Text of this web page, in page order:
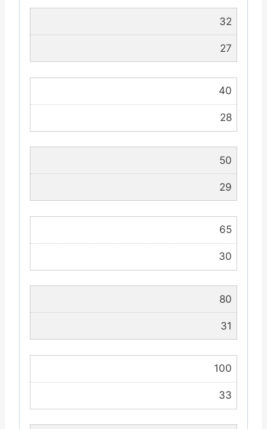
32
27
40
28
50
29
65
30
80
31
100
33